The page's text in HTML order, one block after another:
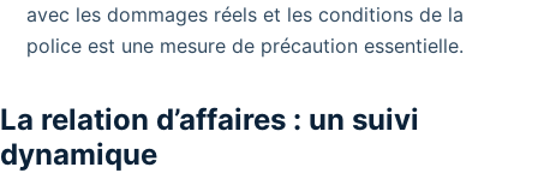
avec les dommages réels et les conditions de la
police est une mesure de précaution essentielle.
La relation d’affaires : un suivi
dynamique